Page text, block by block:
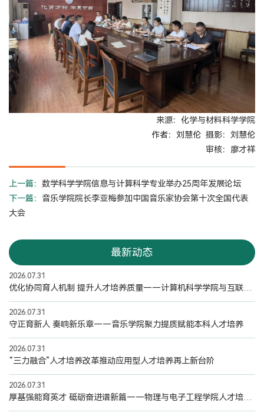
来源：化学与材料科学学院
作者：刘慧伦 摄影：刘慧伦
审核：廖才祥
上一篇： 数学科学学院信息与计算科学专业举办25周年发展论坛
下一篇： 音乐学院院长李亚梅参加中国音乐家协会第十次全国代表
大会
最新动态
2026.07.31
优化协同育人机制 提升人才培养质量——计算机科学学院与互联网学院以班导师打通人才培养“最后一公里”
2026.07.31
守正育新人 奏响新乐章——音乐学院聚力提质赋能本科人才培养
2026.07.31
“三力融合”人才培养改革推动应用型人才培养再上新台阶
2026.07.31
厚基强能育英才 砥砺奋进谱新篇——物理与电子工程学院人才培养工作纪实